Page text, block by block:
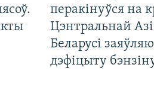
перакінуўся на
Цэнтральнай
Беларусі
дэфіцыту